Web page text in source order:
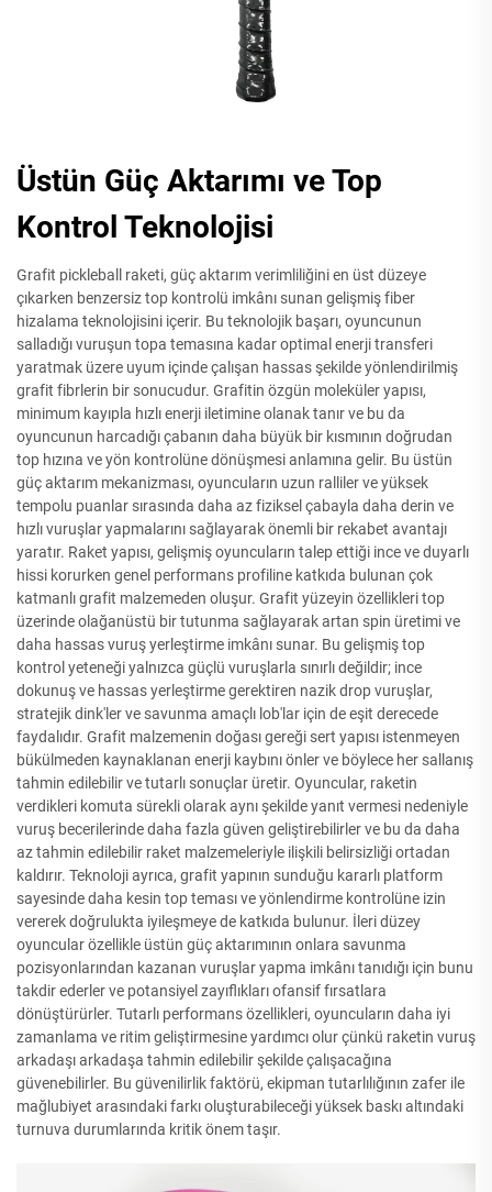
Üstün Güç Aktarımı ve Top
Kontrol Teknolojisi
Grafit pickleball raketi, güç aktarım verimliliğini en üst düzeye
çıkarken benzersiz top kontrolü imkânı sunan gelişmiş fiber
hizalama teknolojisini içerir. Bu teknolojik başarı, oyuncunun
salladığı vuruşun topa temasına kadar optimal enerji transferi
yaratmak üzere uyum içinde çalışan hassas şekilde yönlendirilmiş
grafit fibrlerin bir sonucudur. Grafitin özgün moleküler yapısı,
minimum kayıpla hızlı enerji iletimine olanak tanır ve bu da
oyuncunun harcadığı çabanın daha büyük bir kısmının doğrudan
top hızına ve yön kontrolüne dönüşmesi anlamına gelir. Bu üstün
güç aktarım mekanizması, oyuncuların uzun ralliler ve yüksek
tempolu puanlar sırasında daha az fiziksel çabayla daha derin ve
hızlı vuruşlar yapmalarını sağlayarak önemli bir rekabet avantajı
yaratır. Raket yapısı, gelişmiş oyuncuların talep ettiği ince ve duyarlı
hissi korurken genel performans profiline katkıda bulunan çok
katmanlı grafit malzemeden oluşur. Grafit yüzeyin özellikleri top
üzerinde olağanüstü bir tutunma sağlayarak artan spin üretimi ve
daha hassas vuruş yerleştirme imkânı sunar. Bu gelişmiş top
kontrol yeteneği yalnızca güçlü vuruşlarla sınırlı değildir; ince
dokunuş ve hassas yerleştirme gerektiren nazik drop vuruşlar,
stratejik dink'ler ve savunma amaçlı lob'lar için de eşit derecede
faydalıdır. Grafit malzemenin doğası gereği sert yapısı istenmeyen
bükülmeden kaynaklanan enerji kaybını önler ve böylece her sallanış
tahmin edilebilir ve tutarlı sonuçlar üretir. Oyuncular, raketin
verdikleri komuta sürekli olarak aynı şekilde yanıt vermesi nedeniyle
vuruş becerilerinde daha fazla güven geliştirebilirler ve bu da daha
az tahmin edilebilir raket malzemeleriyle ilişkili belirsizliği ortadan
kaldırır. Teknoloji ayrıca, grafit yapının sunduğu kararlı platform
sayesinde daha kesin top teması ve yönlendirme kontrolüne izin
vererek doğrulukta iyileşmeye de katkıda bulunur. İleri düzey
oyuncular özellikle üstün güç aktarımının onlara savunma
pozisyonlarından kazanan vuruşlar yapma imkânı tanıdığı için bunu
takdir ederler ve potansiyel zayıflıkları ofansif fırsatlara
dönüştürürler. Tutarlı performans özellikleri, oyuncuların daha iyi
zamanlama ve ritim geliştirmesine yardımcı olur çünkü raketin vuruş
arkadaşı arkadaşa tahmin edilebilir şekilde çalışacağına
güvenebilirler. Bu güvenilirlik faktörü, ekipman tutarlılığının zafer ile
mağlubiyet arasındaki farkı oluşturabileceği yüksek baskı altındaki
turnuva durumlarında kritik önem taşır.